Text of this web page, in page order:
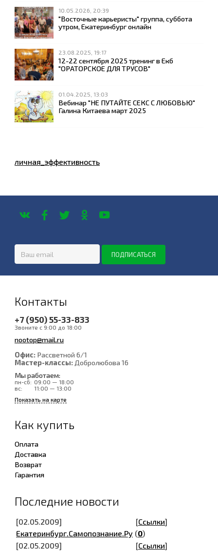
10.05.2026, 20:39
"Восточные карьеристы" группа, суббота
утром, Екатеринбург онлайн
23.08.2025, 19:17
12-22 сентября 2025 тренинг в Екб
"ОРАТОРСКОЕ ДЛЯ ТРУСОВ"
01.04.2025, 13:03
Вебинар "НЕ ПУТАЙТЕ СЕКС С ЛЮБОВЬЮ"
Галина Китаева март 2025
личная_эффективность
Контакты
+7 (950) 55-33-833
Звоните с 9:00 до 18:00
nootop@mail.ru
Офис: Рассветной 6/1
Мастер-классы: Добролюбова 16
Мы работаем:
пн-сб: 09:00 — 18:00
вс:
11:00 — 13:00
Показать на карте
Как купить
Оплата
Доставка
Возврат
Гарантия
Последние новости
[02.05.2009] [Ссылки]
Екатеринбург.Самопознание.Ру (0)
[02.05.2009]
[Ссылки]